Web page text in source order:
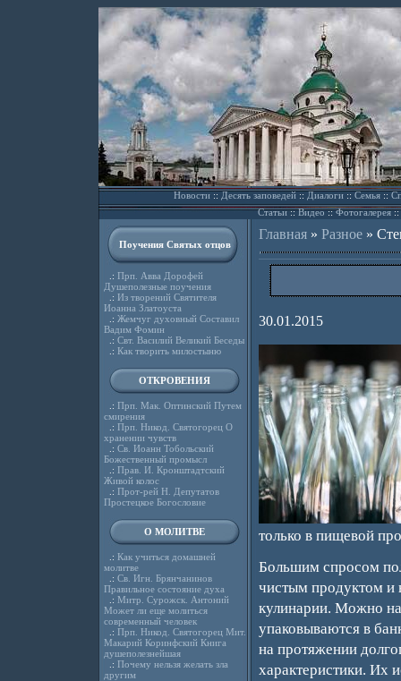
Новости::Десять заповедей::Диалоги::Семья::
Статьи::Видео ::Фотогалерея::
Поучения Святых отцов
.: Прп. Авва Дорофей
Душеполезные поучения
.: Из творений Святителя
Иоанна Златоуста
.: Жемчуг духовный Составил
Вадим Фомин
.: Свт. Василий Великий Беседы
.: Как творить милостыню
ОТКРОВЕНИЯ
.: Прп. Мак. Оптинский Путем
смирения
.: Прп. Никод. Святогорец О
хранении чувств
.: Св. Иоанн Тобольский
Божественный промысл
.: Прав. И. Кронштадтский
Живой колос
.: Прот-рей Н. Депутатов
Простецкое Богословие
О МОЛИТВЕ
.: Как учиться домашней
молитве
.: Св. Игн. Брянчанинов
Правильное состояние духа
.: Митр. Сурожск. Антоний
Может ли еще молиться
современный человек
.: Прп. Никод. Святогорец Мит.
Макарий Коринфский Книга
душеполезнейшая
.: Почему нельзя желать зла
другим
Главная» Разное»
30.01.2015
только в пищевой
Большим спросом
чистым продуктом и
кулинарии. Можно
упаковываются в
на протяжении
характеристики. Их